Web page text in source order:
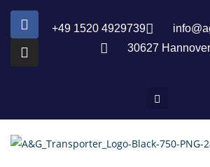
+49 1520 4929739
30627 Hannover